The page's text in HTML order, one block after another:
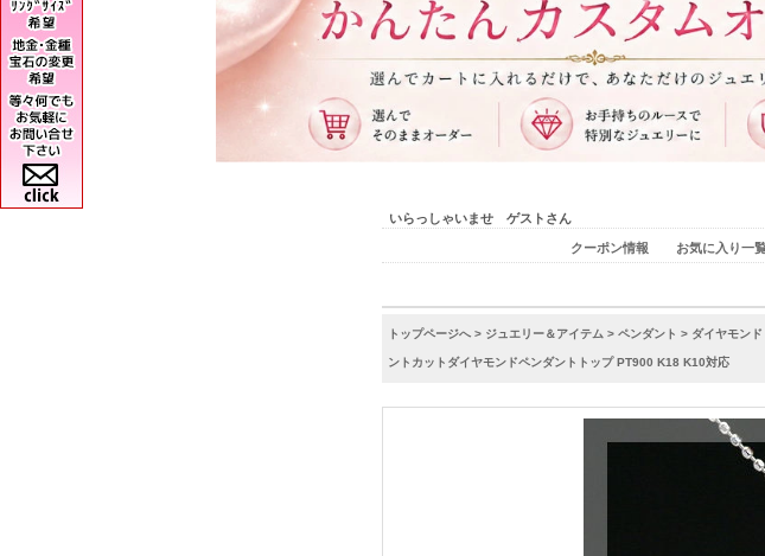
いらっしゃいませ ゲストさん
クーポン情報 お気に入り一
トップページへ > ジュエリー＆アイテム > ペンダント > ダイヤモンド
ントカットダイヤモンドペンダントトップ PT900 K18 K10対応